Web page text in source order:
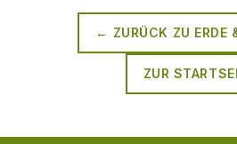
← ZURÜCK ZU ERDE
ZUR